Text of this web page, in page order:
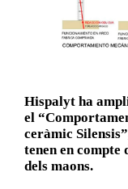
Hispalyt ha
el
ceràmic
tenen en compte
dels maons.